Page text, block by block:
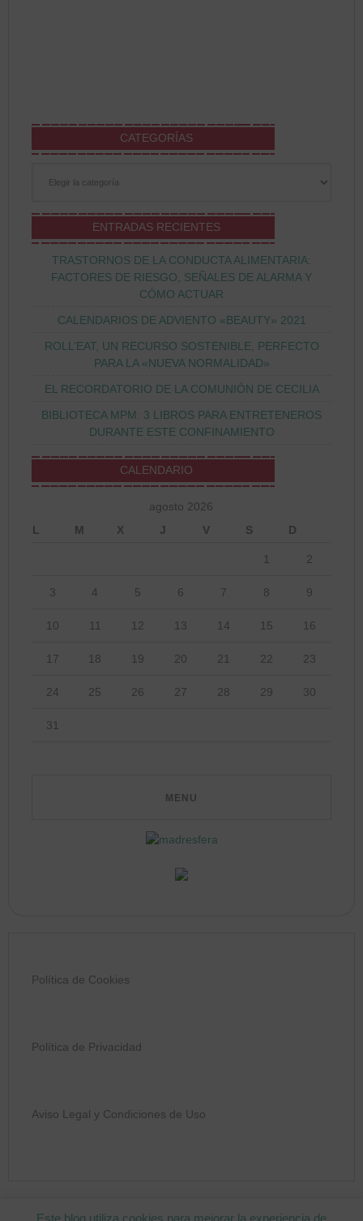
CATEGORÍAS
ENTRADAS RECIENTES
TRASTORNOS DE LA CONDUCTA ALIMENTARIA:
FACTORES DE RIESGO, SEÑALES DE ALARMA Y
CÓMO ACTUAR
CALENDARIOS DE ADVIENTO «BEAUTY» 2021
ROLL’EAT, UN RECURSO SOSTENIBLE, PERFECTO
PARA LA «NUEVA NORMALIDAD»
EL RECORDATORIO DE LA COMUNIÓN DE CECILIA
BIBLIOTECA MPM: 3 LIBROS PARA ENTRETENEROS
DURANTE ESTE CONFINAMIENTO
CALENDARIO
agosto 2026
L
M X J V S D
1 2
3 4 5 6 7 8 9
10 11 12 13 14 15 16
17 18 19 20 21 22 23
24 25 26 27 28 29 30
31
Política de Cookies
Política de Privacidad
Aviso Legal y Condiciones de Uso
COPYRIGHT © 2026 MIMOS PARA MAMÁ
Este blog utiliza cookies para mejorar la experiencia de